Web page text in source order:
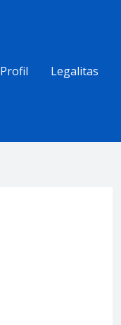
Profil Legalitas